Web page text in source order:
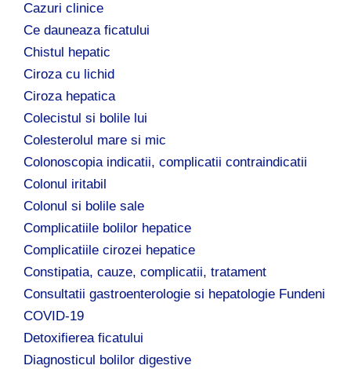
Cazuri clinice
Ce dauneaza ficatului
Chistul hepatic
Ciroza cu lichid
Ciroza hepatica
Colecistul si bolile lui
Colesterolul mare si mic
Colonoscopia indicatii, complicatii contraindicatii
Colonul iritabil
Colonul si bolile sale
Complicatiile bolilor hepatice
Complicatiile cirozei hepatice
Constipatia, cauze, complicatii, tratament
Consultatii gastroenterologie si hepatologie Fundeni
COVID-19
Detoxifierea ficatului
Diagnosticul bolilor digestive